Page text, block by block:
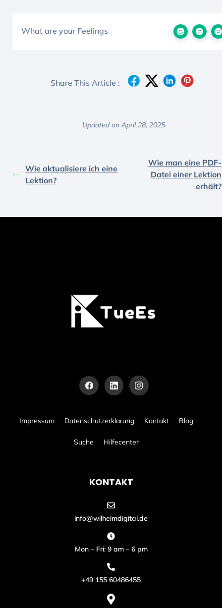
What are your Feelings
Share This Article :
Updated on April 28, 2025
Wie aktualisiere ich eine
Lektion?
Wie man eine PDF-
Datei einer Lektion
erhält?
Impressum Datenschutzerklarung Kontakt Blog
Suche Hilfecenter
KONTAKT
info@wilhelmdigital.de
Mon – Fri: 9 am – 6 pm
+49 155 60486455